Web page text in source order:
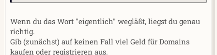
Wenn du das Wort "eigentlich" wegläßt, liegst du genau
richtig.
Gib (zunächst) auf keinen Fall viel Geld für Domains
kaufen oder registrieren aus.